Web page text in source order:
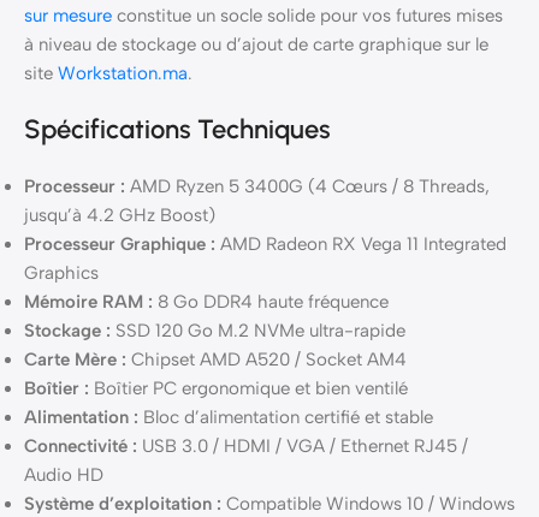
sur mesure constitue un socle solide pour vos futures mises
à niveau de stockage ou d’ajout de carte graphique sur le
site Workstation.ma.
Spécifications Techniques
Processeur : AMD Ryzen 5 3400G (4 Cœurs / 8 Threads,
jusqu’à 4.2 GHz Boost)
Processeur Graphique : AMD Radeon RX Vega 11 Integrated
Graphics
Mémoire RAM : 8 Go DDR4 haute fréquence
Stockage : SSD 120 Go M.2 NVMe ultra-rapide
Carte Mère : Chipset AMD A520 / Socket AM4
Boîtier : Boîtier PC ergonomique et bien ventilé
Alimentation : Bloc d’alimentation certifié et stable
Connectivité : USB 3.0 / HDMI / VGA / Ethernet RJ45 /
Audio HD
Système d’exploitation : Compatible Windows 10 / Windows